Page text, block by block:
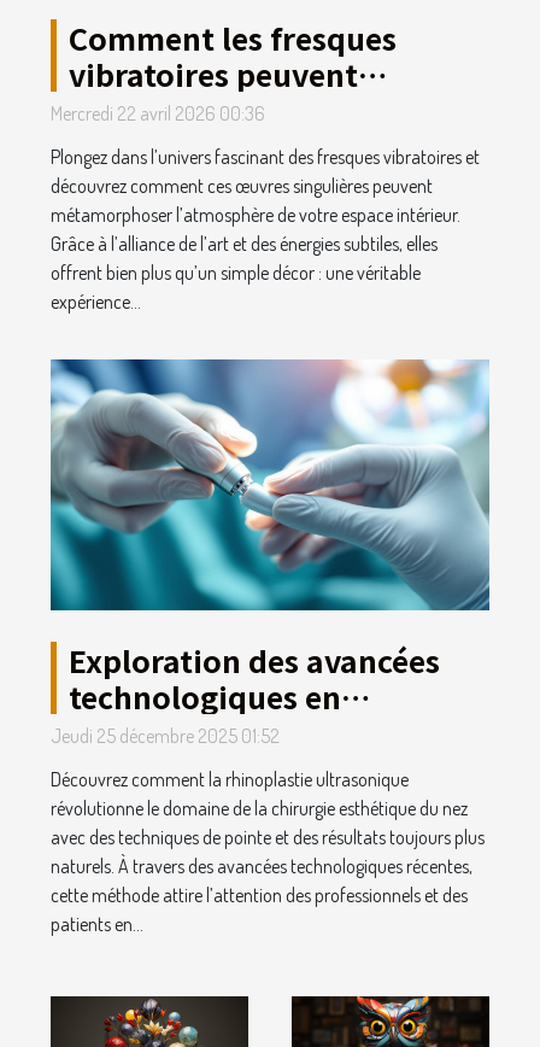
Comment les fresques
vibratoires peuvent
transformer votre espace
intérieur ?
Mercredi 22 avril 2026 00:36
Plongez dans l’univers fascinant des fresques vibratoires et
découvrez comment ces œuvres singulières peuvent
métamorphoser l’atmosphère de votre espace intérieur.
Grâce à l’alliance de l’art et des énergies subtiles, elles
offrent bien plus qu’un simple décor : une véritable
expérience...
Exploration des avancées
technologiques en
rhinoplastie ultrasonique
Jeudi 25 décembre 2025 01:52
Découvrez comment la rhinoplastie ultrasonique
révolutionne le domaine de la chirurgie esthétique du nez
avec des techniques de pointe et des résultats toujours plus
naturels. À travers des avancées technologiques récentes,
cette méthode attire l’attention des professionnels et des
patients en...